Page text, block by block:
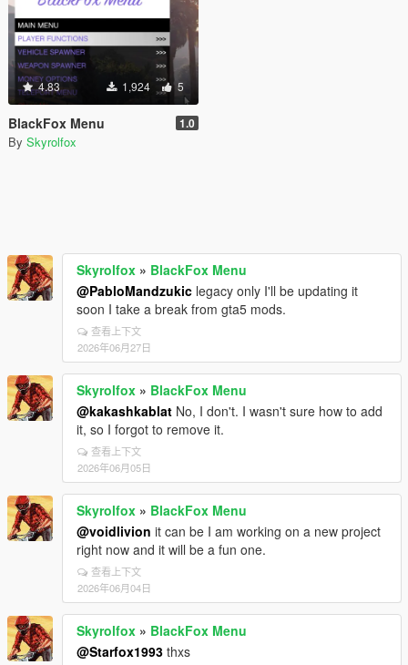
4.83 1,924 5
BlackFox Menu 1.0
By Skyrolfox
Skyrolfox » BlackFox Menu
@PabloMandzukic legacy only I'll be updating it
soon I take a break from gta5 mods.
查看上下文
2026年06月27日
Skyrolfox » BlackFox Menu
@kakashkablat No, I don't. I wasn't sure how to add
it, so I forgot to remove it.
查看上下文
2026年06月05日
Skyrolfox » BlackFox Menu
@voidlivion it can be I am working on a new project
right now and it will be a fun one.
查看上下文
2026年06月04日
Skyrolfox » BlackFox Menu
@Starfox1993 thxs